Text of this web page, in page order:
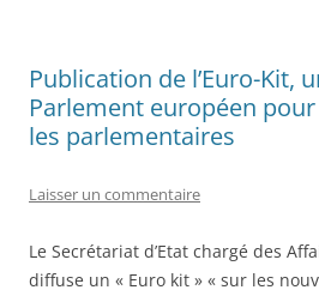
Publication de l’Euro-Kit,
Parlement européen
les parlementaires
Laisser un commentaire
Le Secrétariat d’Etat chargé des
diffuse un « Euro kit » « sur les